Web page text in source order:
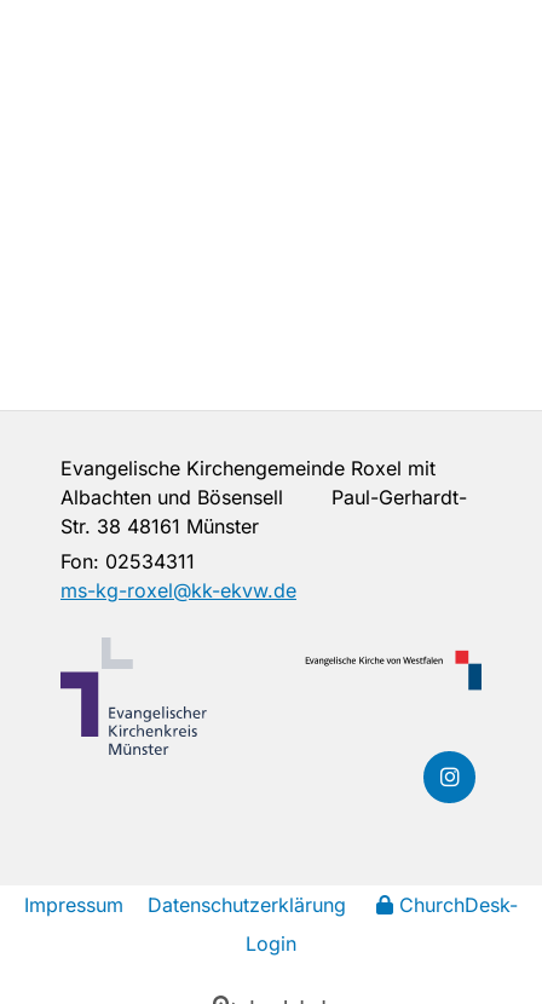
Evangelische Kirchengemeinde Roxel mit
Albachten und Bösensell Paul-Gerhardt-
Str. 38 48161 Münster
Fon: 02534311
ms-kg-roxel@kk-ekvw.de
Impressum Datenschutzerklärung
ChurchDesk-
Login